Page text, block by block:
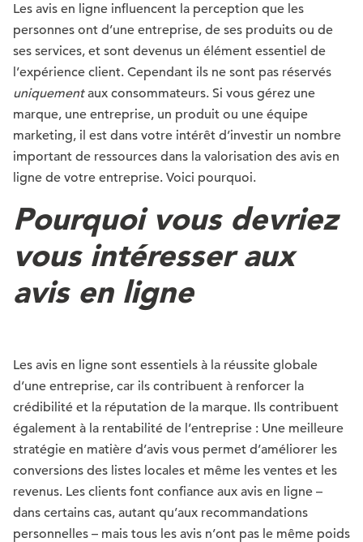
Les avis en ligne influencent la perception que les
personnes ont d’une entreprise, de ses produits ou de
ses services, et sont devenus un élément essentiel de
l’expérience client. Cependant ils ne sont pas réservés
uniquementaux consommateurs. Si vous gérez une
marque, une entreprise, un produit ou une équipe
marketing, il est dans votre intérêt d’investir un nombre
important de ressources dans la valorisation des avis en
ligne de votre entreprise. Voici pourquoi.
Pourquoi vous devriez
vous intéresser aux
avis en ligne
Les avis en ligne sont essentiels à la réussite globale
d’une entreprise, car ils contribuent à renforcer la
crédibilité et la réputation de la marque. Ils contribuent
également à la rentabilité de l’entreprise : Une meilleure
stratégie en matière d’avis vous permet d’améliorer les
conversions des listes locales et même les ventes et les
revenus. Les clients font confiance aux avis en ligne –
dans certains cas, autant qu’aux recommandations
personnelles – mais tous les avis n’ont pas le même poids